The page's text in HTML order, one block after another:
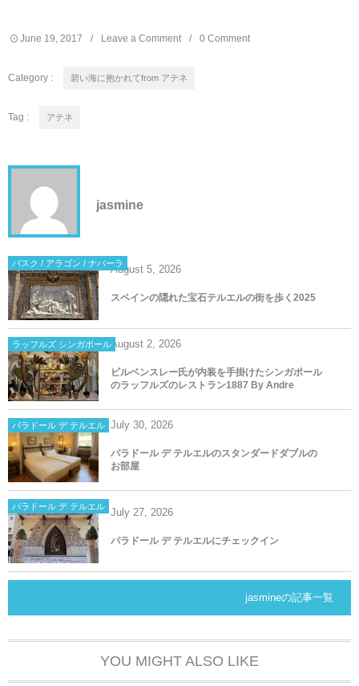
June 19 2017 Leave a Comment 0 Comment
Category : 碧い海に抱かれてfrom アテネ
Tag : アテネ
jasmine
バスク / アラゴン / ナバーラAugust 5 2026
スペインの隠れた宝石テルエルの街を歩く2025
ラッフルズ シンガポールAugust 2 2026
ビルベンスレー氏が内装を手掛けたシンガポール
のラッフルズのレストラン1887 By Andre
パラドール デ テルエル July 30 2026
パラドール デ テルエルのスタンダードダブルの
お部屋
パラドール デ テルエル July 27 2026
パラドール デ テルエルにチェックイン
jasmineの記事一覧
YOU MIGHT ALSO LIKE